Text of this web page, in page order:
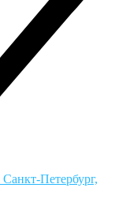
Санкт-Петербург,